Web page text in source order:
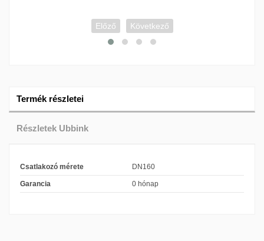
Előző Következő
Termék részletei
Részletek Ubbink
Csatlakozó mérete DN160
Garancia 0 hónap